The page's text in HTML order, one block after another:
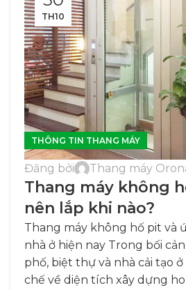
TH10
THÔNG TIN THANG MÁY
Đăng bởi Thang máy
Thang máy không
nên lắp khi nào?
Thang máy không hố pit và
nhà ở hiện nay Trong bối
phố, biệt thự và nhà cải tạo
chế về diện tích xây dựng